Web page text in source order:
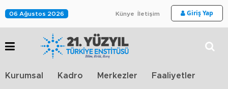
06 Ağustos 2026 Künye İletişim Giriş Yap
Kurumsal Kadro Merkezler Faaliyetler